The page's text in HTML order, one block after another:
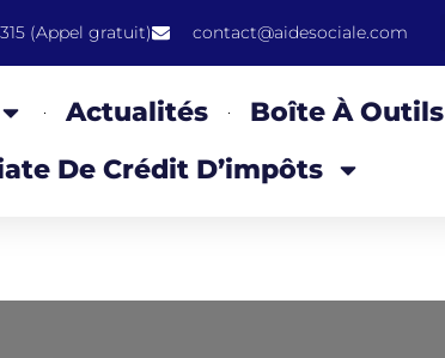
315 (Appel gratuit) contact@aidesociale.com
Actualités
Boîte À Outils
De Crédit D’impôts